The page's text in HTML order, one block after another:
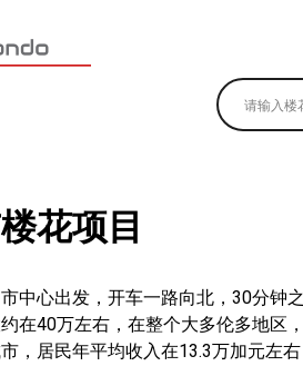
最全的楼花搜索引擎
花项目
中心出发，开车一路向北，30分钟
在40万左右，在整个大多伦多地区
，居民年平均收入在13.3万加元左